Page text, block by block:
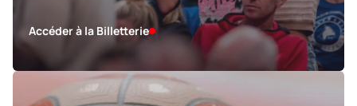
Accéder à la Billetterie